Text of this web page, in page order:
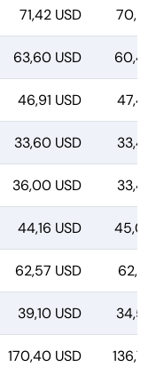
71,42 USD
63,60 USD
46,91 USD
33,60 USD
36,00 USD
44,16 USD
62,57 USD
39,10 USD
170,40 USD